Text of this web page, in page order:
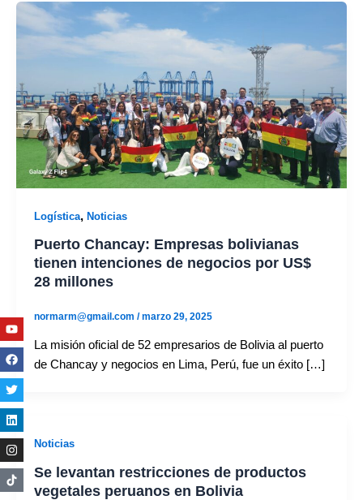
Logística, Noticias
Puerto Chancay: Empresas bolivianas
tienen intenciones de negocios por US$
28 millones
normarm@gmail.com /marzo 29, 2025
La misión oficial de 52 empresarios de Bolivia al puerto
de Chancay y negocios en Lima, Perú, fue un éxito […]
Noticias
Se levantan restricciones de productos
vegetales peruanos en Bolivia
Youtube
Facebook
Twitter
Linkedin
Instagram